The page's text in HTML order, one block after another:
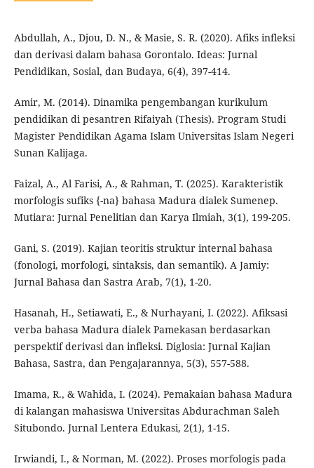
Abdullah, A., Djou, D. N., & Masie, S. R. (2020). Afiks infleksi
dan derivasi dalam bahasa Gorontalo. Ideas: Jurnal
Pendidikan, Sosial, dan Budaya, 6(4), 397-414.
Amir, M. (2014). Dinamika pengembangan kurikulum
pendidikan di pesantren Rifaiyah (Thesis). Program Studi
Magister Pendidikan Agama Islam Universitas Islam Negeri
Sunan Kalijaga.
Faizal, A., Al Farisi, A., & Rahman, T. (2025). Karakteristik
morfologis sufiks {-na} bahasa Madura dialek Sumenep.
Mutiara: Jurnal Penelitian dan Karya Ilmiah, 3(1), 199-205.
Gani, S. (2019). Kajian teoritis struktur internal bahasa
(fonologi, morfologi, sintaksis, dan semantik). A Jamiy:
Jurnal Bahasa dan Sastra Arab, 7(1), 1-20.
Hasanah, H., Setiawati, E., & Nurhayani, I. (2022). Afiksasi
verba bahasa Madura dialek Pamekasan berdasarkan
perspektif derivasi dan infleksi. Diglosia: Jurnal Kajian
Bahasa, Sastra, dan Pengajarannya, 5(3), 557-588.
Imama, R., & Wahida, I. (2024). Pemakaian bahasa Madura
di kalangan mahasiswa Universitas Abdurachman Saleh
Situbondo. Jurnal Lentera Edukasi, 2(1), 1-15.
Irwiandi, I., & Norman, M. (2022). Proses morfologis pada